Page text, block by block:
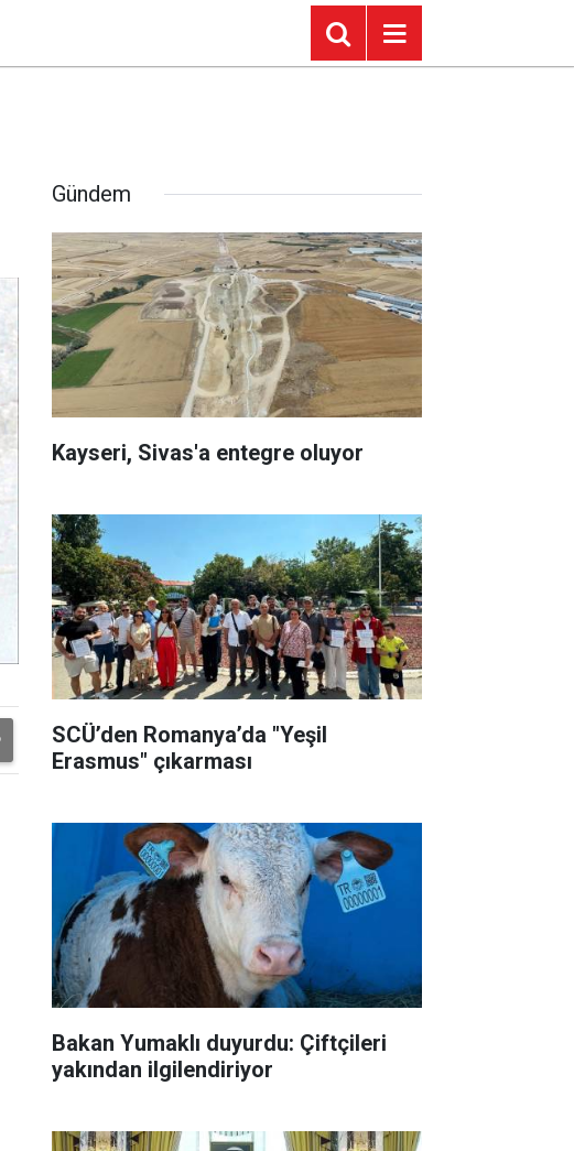
Gündem
Kayseri, Sivas'a entegre oluyor
SCÜ’den Romanya’da "Yeşil
Erasmus" çıkarması
Bakan Yumaklı duyurdu: Çiftçileri
yakından ilgilendiriyor